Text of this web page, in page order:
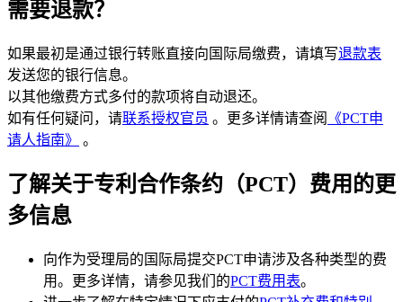
需要退款？
如果最初是通过银行转账直接向国际局缴费，请填写退款表
发送您的银行信息。
以其他缴费方式多付的款项将自动退还。
如有任何疑问，请联系授权官员 。更多详情请查阅
《PCT申
请人指南》
。
了解关于专利合作条约（PCT）费用的更
多信息
向作为受理局的国际局提交PCT申请涉及各种类型的费
用。更多详情，请参见我们的PCT费用表。